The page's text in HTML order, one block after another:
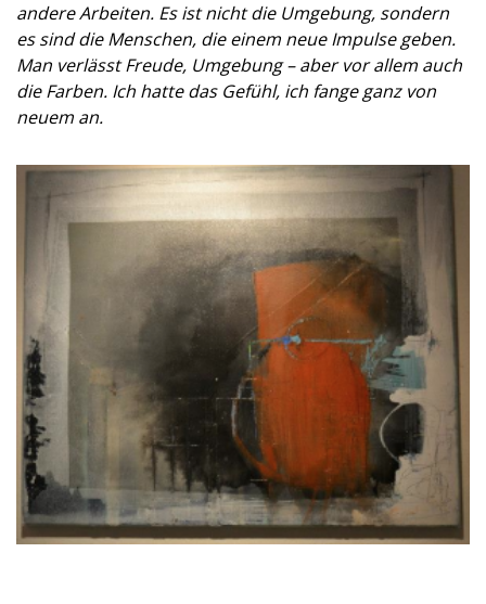
andere Arbeiten. Es ist nicht die Umgebung, sondern
es sind die Menschen, die einem neue Impulse geben.
Man verlässt Freude, Umgebung – aber vor allem auch
die Farben. Ich hatte das Gefühl, ich fange ganz von
neuem an.